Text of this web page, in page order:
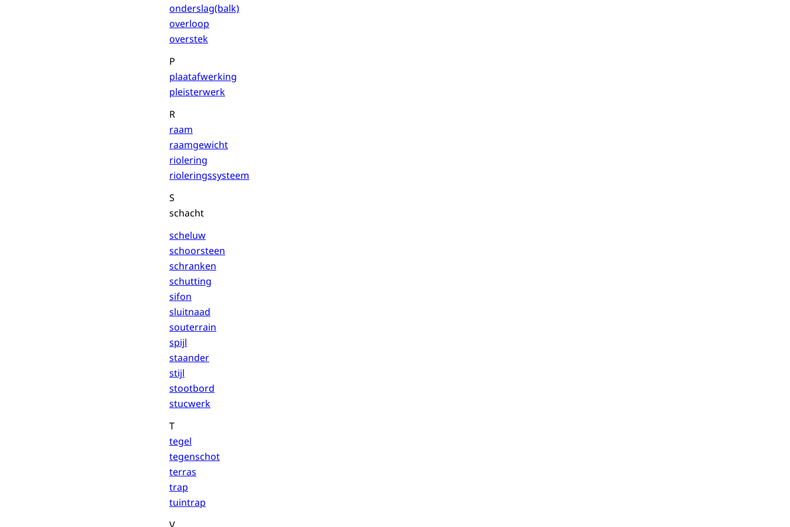
onderslag(balk)
overloop
overstek
P
plaatafwerking
pleisterwerk
R
raam
raamgewicht
riolering
rioleringssysteem
S
schacht
scheluw
schoorsteen
schranken
schutting
sifon
sluitnaad
souterrain
spijl
staander
stijl
stootbord
stucwerk
T
tegel
tegenschot
terras
trap
tuintrap